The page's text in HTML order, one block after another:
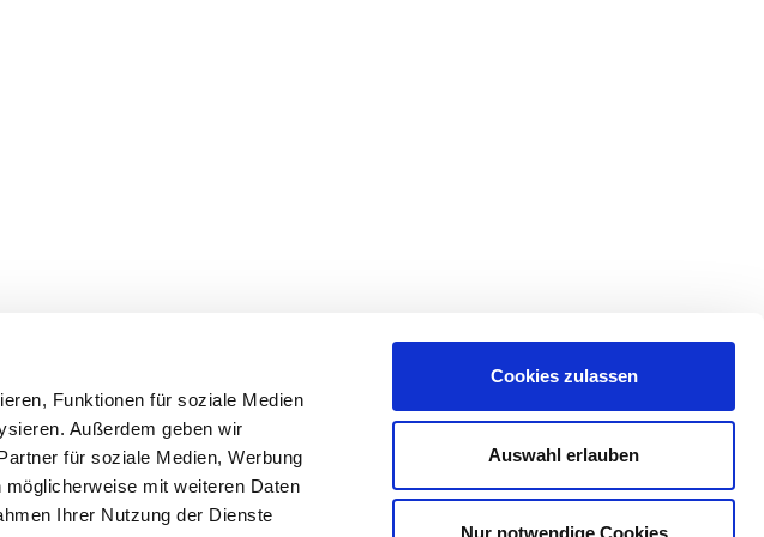
Funktionen für soziale Medien
Außerdem geben wir
für soziale Medien, Werbung
mit weiteren Daten
Ihrer Nutzung der Dienste
Cookies zulassen
Auswahl erlauben
Nur notwendige Cookies
Downloads \Kontakt\Datenschutz\Impressum